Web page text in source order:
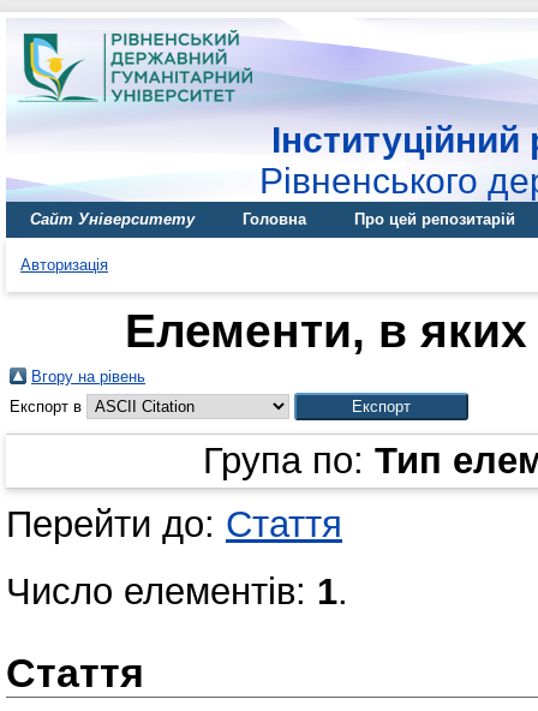
Інституційний
Рівненського
Сайт Університету Головна Про цей репозитарій
Авторизація
Елементи, в
Вгору на рівень
Експорт в
Група по: Тип
Перейти до: Стаття
Число елементів: 1.
Стаття